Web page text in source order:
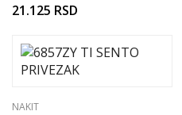
21.125 RSD
NAKIT